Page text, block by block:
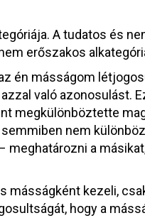
A tudatos és
erőszakos
én másságom
való azonosulást.
megkülönböztette
nem
meghatározni a
másságként kezeli,
hogy a